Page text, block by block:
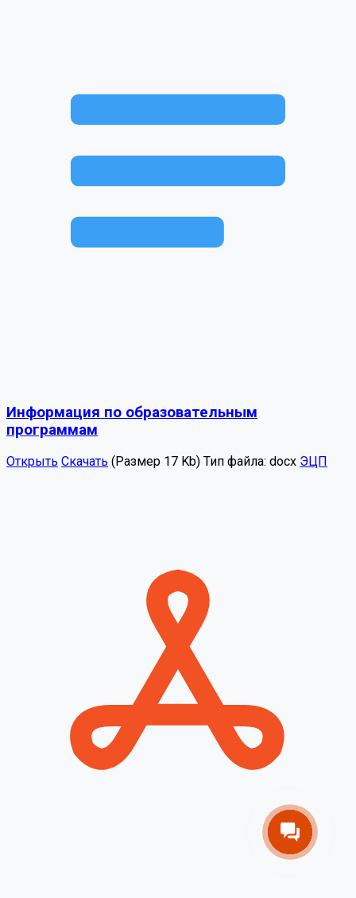
Информация по образовательным
программам
Открыть Скачать (Размер 17 Kb) Тип файла: docx ЭЦП